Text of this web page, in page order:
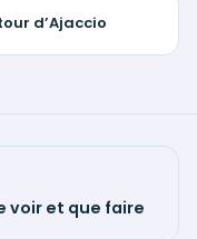
d’Ajaccio
voir et que faire